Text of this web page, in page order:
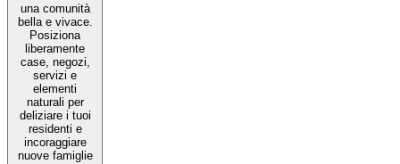
una comunità
bella e vivace.
Posiziona
liberamente
case, negozi,
servizi e
elementi
naturali per
deliziare i tuoi
residenti e
incoraggiare
nuove famiglie